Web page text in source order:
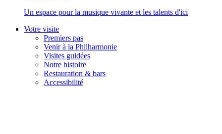
Un espace pour la musique vivante et les talents d'ici
Votre visite
Premiers pas
Venir à la Philharmonie
Visites guidées
Notre histoire
Restauration & bars
Accessibilité